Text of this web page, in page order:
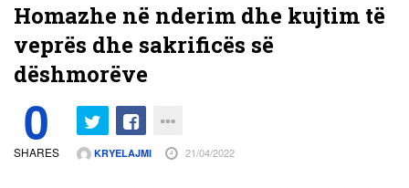
Homazhe në nderim dhe kujtim të
veprës dhe sakrificës së
dëshmorëve
0
SHARES KRYELAJMI 21/04/2022